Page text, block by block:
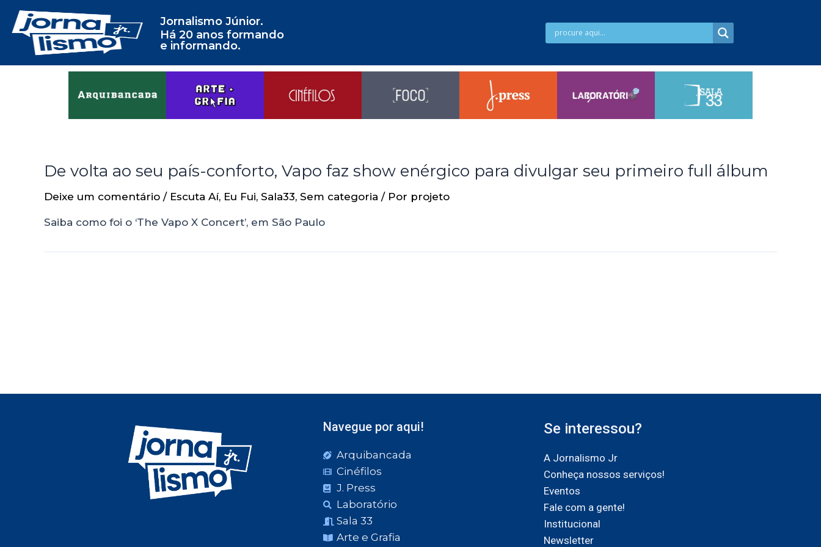
Jornalismo Júnior.
Há 20 anos formando
e informando.
De volta ao seu país-conforto, Vapo faz show enérgico para divulgar seu primeiro full álbum
Deixe um comentário / Escuta Aí, Eu Fui, Sala33, Sem categoria / Por projeto
Saiba como foi o ‘The Vapo X Concert’, em São Paulo
Navegue por aqui!
Arquibancada
Cinéfilos
J. Press
Laboratório
Sala 33
Arte e Grafia
Se interessou?
A Jornalismo Jr
Conheça nossos serviços!
Eventos
Fale com a gente!
Institucional
Newsletter